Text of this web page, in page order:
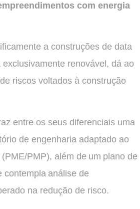
com energia
a construções de data
renovável, dá ao
riscos voltados à construção
entre os seus diferenciais uma
de engenharia adaptado ao
PMP), além de um plano de
contempla análise de
na redução de risco.